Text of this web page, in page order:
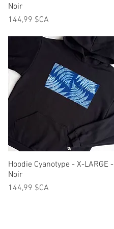
Noir
Prix
144,99 $CA
Aperçu rapide
Hoodie Cyanotype - X-LARGE -
Noir
Prix
144,99 $CA